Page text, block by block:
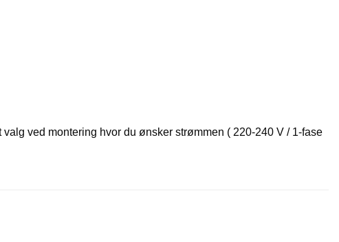
ved montering hvor du ønsker strømmen ( 220-240 V / 1-fase